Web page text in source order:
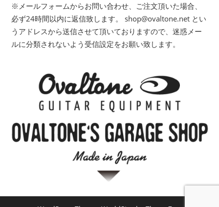
※メールフォームからお問い合わせ、ご注文頂いた場合、
必ず24時間以内に返信致します。 shop@ovaltone.net とい
うアドレスから送信させて頂いておりますので、迷惑メー
ルに分類されないよう受信設定をお願い致します。